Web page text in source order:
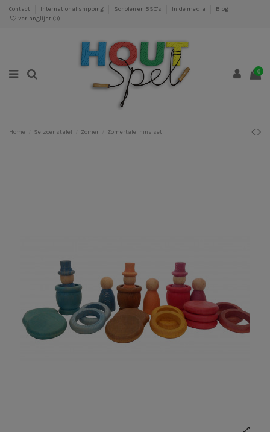
Contact International shipping Scholen en BSO's In de media
Blog
Verlanglijst (0)
0
Home Seizoenstafel Zomer Zomertafel nins set